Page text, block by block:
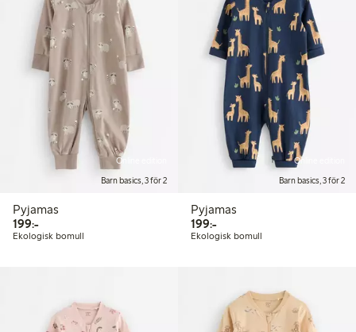
Online edition
Barn basics, 3 för 2
Pyjamas
199:-199,00 kr
Ekologisk bomull
Online edition
Barn basics, 3 för 2
Pyjamas
199:-199,00 kr
Ekologisk bomull